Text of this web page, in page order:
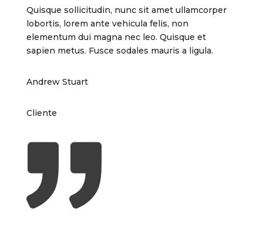
Quisque sollicitudin, nunc sit amet ullamcorper
lobortis, lorem ante vehicula felis, non
elementum dui magna nec leo. Quisque et
sapien metus. Fusce sodales mauris a ligula.
Andrew Stuart
Cliente